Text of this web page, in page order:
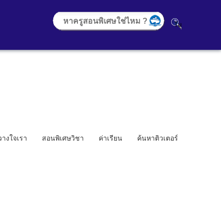
งใจเรา สอนพิเศษวิชา ค่าเรียน ค้นหาติวเตอร์